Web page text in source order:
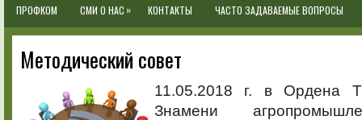
ПРОФКОМ СМИ О НАС » КОНТАКТЫ ЧАСТО ЗАДАВАЕМЫЕ ВОПРОСЫ
Методический совет
11.05.2018 г. в Ордена
Знамени